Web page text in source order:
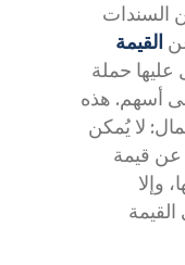
السندات
القيمة
حملة
أسهم. هذه
لا يُمكن
عن قيمة
وإلا